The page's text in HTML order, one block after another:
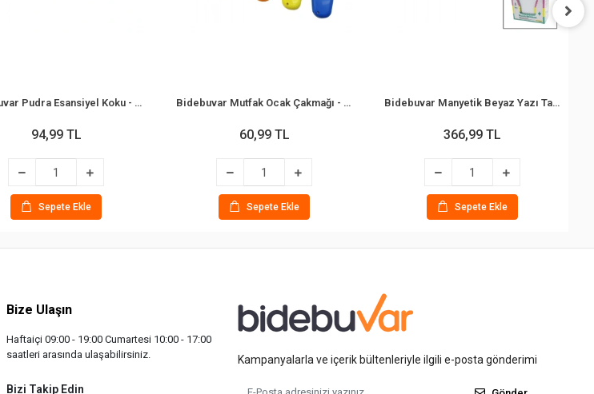
Bidebuvar Pudra Esansiyel Koku - 10 ml - Esans Yağ
94,99 TL
Sepete Ekle
Bidebuvar Mutfak Ocak Çakmağı - Teleskopik Başlık - Renkli
60,99 TL
Sepete Ekle
Bidebuvar Manyetik Beyaz Yazı Tahtası - Çift Taraflı - 29x29 cm - Renkli Çerçeve
366,99 TL
Sepete Ekle
Bize Ulaşın
Haftaiçi 09:00 - 19:00 Cumartesi 10:00 - 17:00
saatleri arasında ulaşabilirsiniz.
Bizi Takip Edin
Kampanyalarla ve içerik bültenleriyle ilgili e-posta gönderimi